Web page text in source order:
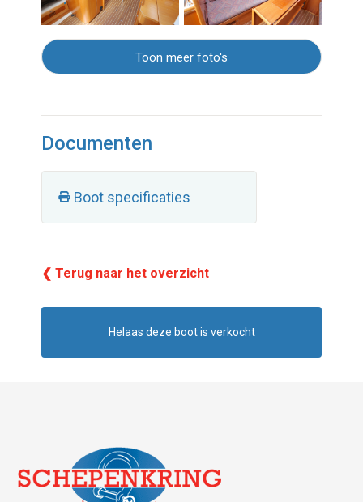
Toon meer foto's
Documenten
Boot specificaties
❮ Terug naar het overzicht
Helaas deze boot is verkocht